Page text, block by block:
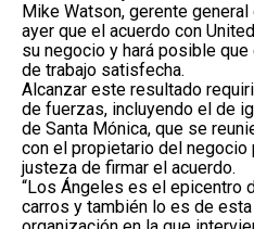
Mike Watson, gerente general
ayer que el acuerdo con
su negocio y hará posible
de trabajo satisfecha.
Alcanzar este resultado
de fuerzas, incluyendo el de
de Santa Mónica, que se
con el propietario del negocio
justeza de firmar el acuerdo.
“Los Ángeles es el epicentro
carros y también lo es de